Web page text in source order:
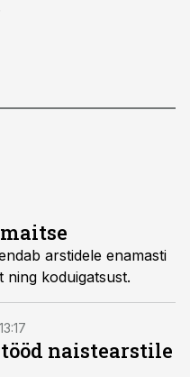
arstidele enamasti
ning koduigatsust.
naistearstile